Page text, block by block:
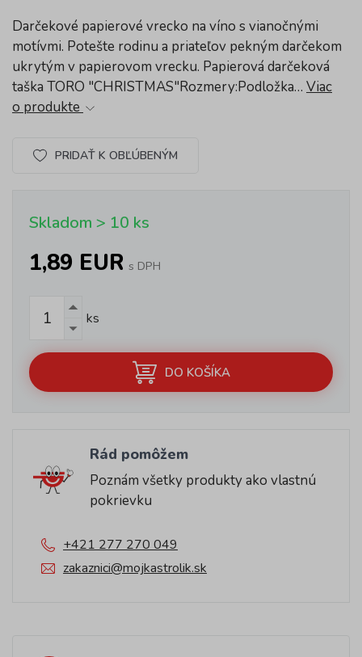
Darčekové papierové vrecko na víno s vianočnými
motívmi. Potešte rodinu a priateľov pekným darčekom
ukrytým v papierovom vrecku. Papierová darčeková
taška TORO "CHRISTMAS"Rozmery:Podložka… Viac
o produkte
PRIDAŤ K OBĽÚBENÝM
Skladom > 10 ks
1,89 EUR s DPH
ks
DO KOŠÍKA
Rád pomôžem
Poznám všetky produkty ako vlastnú
pokrievku
+421 277 270 049
zakaznici@mojkastrolik.sk